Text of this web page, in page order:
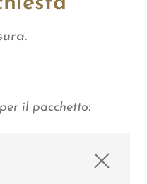
il pacchetto: